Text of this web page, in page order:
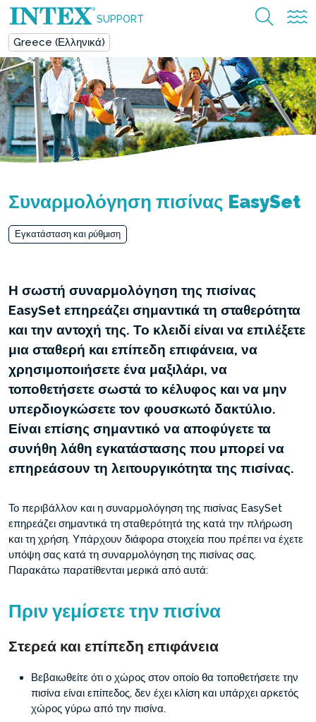
SUPPORT
Greece (Ελληνικά)
Συναρμολόγηση πισίνας EasySet
Εγκατάσταση και ρύθμιση
Η σωστή συναρμολόγηση της πισίνας
EasySet επηρεάζει σημαντικά τη σταθερότητα
και την αντοχή της. Το κλειδί είναι να επιλέξετε
μια σταθερή και επίπεδη επιφάνεια, να
χρησιμοποιήσετε ένα μαξιλάρι, να
τοποθετήσετε σωστά το κέλυφος και να μην
υπερδιογκώσετε τον φουσκωτό δακτύλιο.
Είναι επίσης σημαντικό να αποφύγετε τα
συνήθη λάθη εγκατάστασης που μπορεί να
επηρεάσουν τη λειτουργικότητα της πισίνας.
Το περιβάλλον και η συναρμολόγηση της πισίνας EasySet
επηρεάζει σημαντικά τη σταθερότητά της κατά την πλήρωση
και τη χρήση. Υπάρχουν διάφορα στοιχεία που πρέπει να έχετε
υπόψη σας κατά τη συναρμολόγηση της πισίνας σας.
Παρακάτω παρατίθενται μερικά από αυτά:
Πριν γεμίσετε την πισίνα
Στερεά και επίπεδη επιφάνεια
Βεβαιωθείτε ότι ο χώρος στον οποίο θα τοποθετήσετε την
πισίνα είναι επίπεδος, δεν έχει κλίση και υπάρχει αρκετός
χώρος γύρω από την πισίνα.